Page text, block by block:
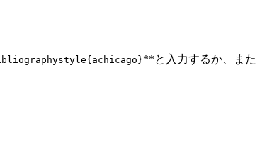
**と入力するか、また